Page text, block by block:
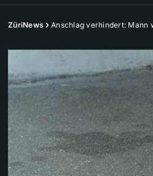
ZüriNews Anschlag verhindert: Mann